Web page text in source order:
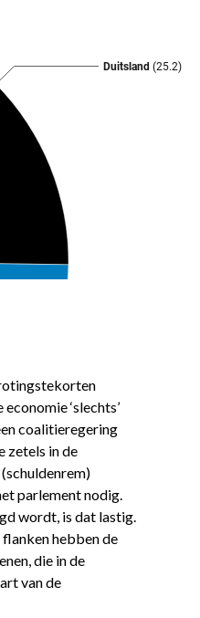
‘slechts’
coalitieregering
zetels in de
(schuldenrem)
parlement nodig.
wordt, is dat lastig.
hebben de
die in de
van de